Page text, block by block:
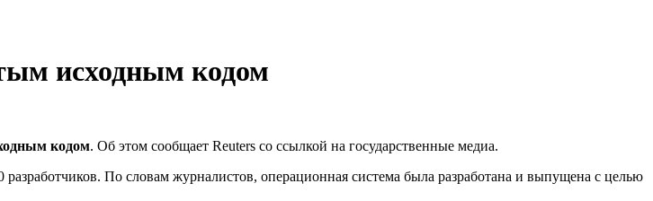
исходным кодом
кодом. Об этом сообщает Reuters со ссылкой на государственные медиа.
разработчиков. По словам журналистов, операционная система была разработана и выпущена с целью